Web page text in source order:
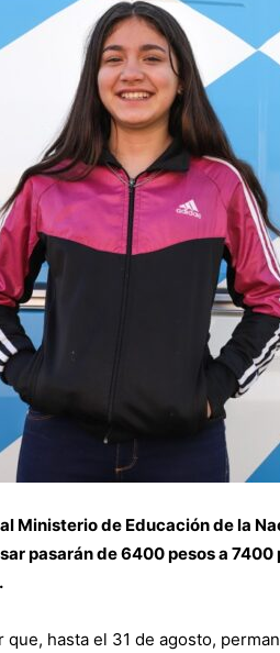
Ministerio de Educación de la
pasarán de 6400 pesos a
que, hasta el 31 de agosto,